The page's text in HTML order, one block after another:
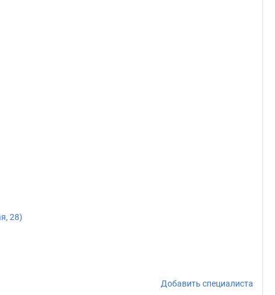
28)
Добавить специалиста